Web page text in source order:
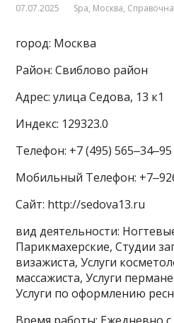
07.07.2025 Spa, Москва,
город: Москва
Район: Свиблово район
Адрес: улица Седова, 13 к1
Индекс: 129323.0
Телефон: +7 (495) 565‒34‒95
Мобильный Телефон:
Сайт: http://sedova13.ru
вид деятельности:
Парикмахерские, Студии
визажиста, Услуги
массажиста, Услуги
Услуги по оформлению